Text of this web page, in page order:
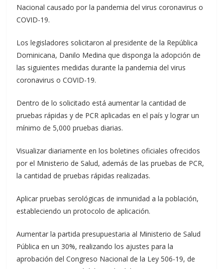
Nacional causado por la pandemia del virus coronavirus o
COVID-19.
Los legisladores solicitaron al presidente de la República
Dominicana, Danilo Medina que disponga la adopción de
las siguientes medidas durante la pandemia del virus
coronavirus o COVID-19.
Dentro de lo solicitado está aumentar la cantidad de
pruebas rápidas y de PCR aplicadas en el país y lograr un
mínimo de 5,000 pruebas diarias.
Visualizar diariamente en los boletines oficiales ofrecidos
por el Ministerio de Salud, además de las pruebas de PCR,
la cantidad de pruebas rápidas realizadas.
Aplicar pruebas serológicas de inmunidad a la población,
estableciendo un protocolo de aplicación.
Aumentar la partida presupuestaria al Ministerio de Salud
Pública en un 30%, realizando los ajustes para la
aprobación del Congreso Nacional de la Ley 506-19, de